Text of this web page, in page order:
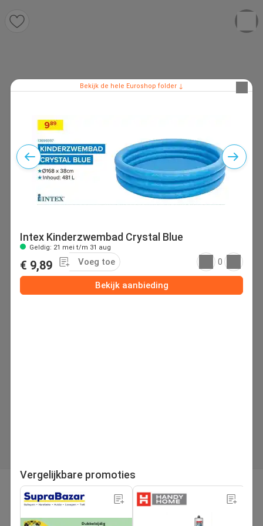
pagina
1/27
Bekijk de hele Euroshop folder ↓
Intex Kinderzwembad Crystal Blue
Geldig: 21 mei t/m 31 aug
€ 9,89 Voeg toe 0
Bekijk aanbieding
Vergelijkbare promoties